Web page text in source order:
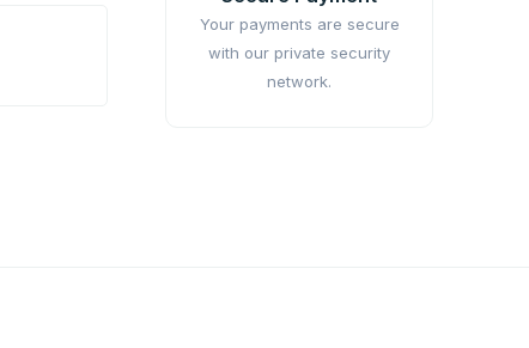
Your payments are secure
with our private security
network.